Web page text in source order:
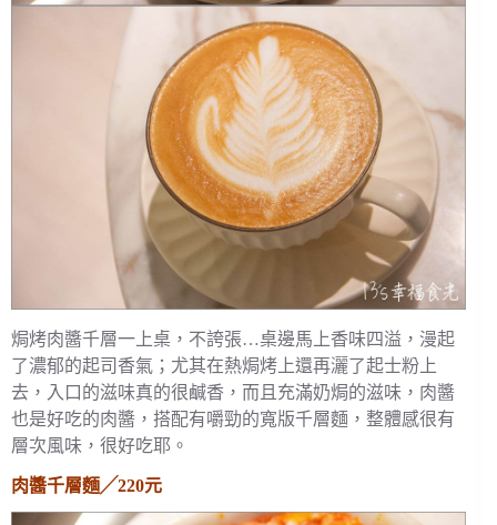
焗烤肉醬千層一上桌，不誇張…桌邊馬上香味四溢，漫起
了濃郁的起司香氣；尤其在熱焗烤上還再灑了起士粉上
去，入口的滋味真的很鹹香，而且充滿奶焗的滋味，肉醬
也是好吃的肉醬，搭配有嚼勁的寬版千層麵，整體感很有
層次風味，很好吃耶。
肉醬千層麵╱220元